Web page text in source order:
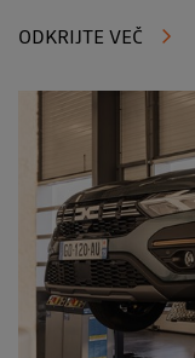
ODKRIJTE VEČ